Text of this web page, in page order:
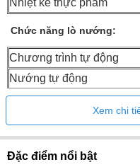
Nhiệt kế thực phẩm
Chức năng lò nướng:
Chương trình tự động
Nướng tự động
Khí nóng sinh thái
Nướng
Nướng chuyên sâu
Xem chi
Đặc điểm nổi bật